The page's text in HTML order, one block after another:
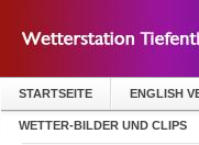
STARTSEITE ENGLISH
WETTER-BILDER UND CLIPS